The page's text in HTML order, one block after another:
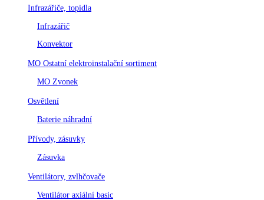
Infrazářiče, topidla
Infrazářič
Konvektor
MO Ostatní elektroinstalační sortiment
MO Zvonek
Osvětlení
Baterie náhradní
Přívody, zásuvky
Zásuvka
Ventilátory, zvlhčovače
Ventilátor axiální basic